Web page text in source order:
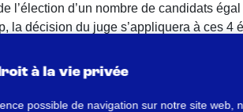
l’élection d’un nombre de candidats
la décision du juge s’appliquera à ces
à la vie privée
possible de navigation sur notre site web,